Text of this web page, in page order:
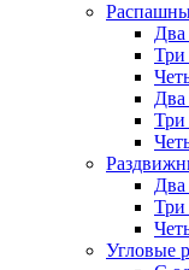
Два
Три
Два
Три
Два
Три
Угловые